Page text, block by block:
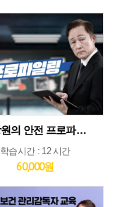
[표창원의 안전 프로파일링] 기타업 현장근로자 정기안전보건교육 (상반기)
학습시간 : 12 시간
60,000원